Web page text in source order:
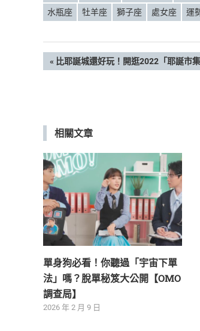
水瓶座
牡羊座 獅子座 處女座 運
文
覽
PREVIOUS
比耶誕城還好玩！開逛2022「耶誕市
相關文章
單身狗必看！你聽過「宇宙下單
法」嗎？脫單秘笈大公開【OMO
調查局】
2026 年 2 月 9 日